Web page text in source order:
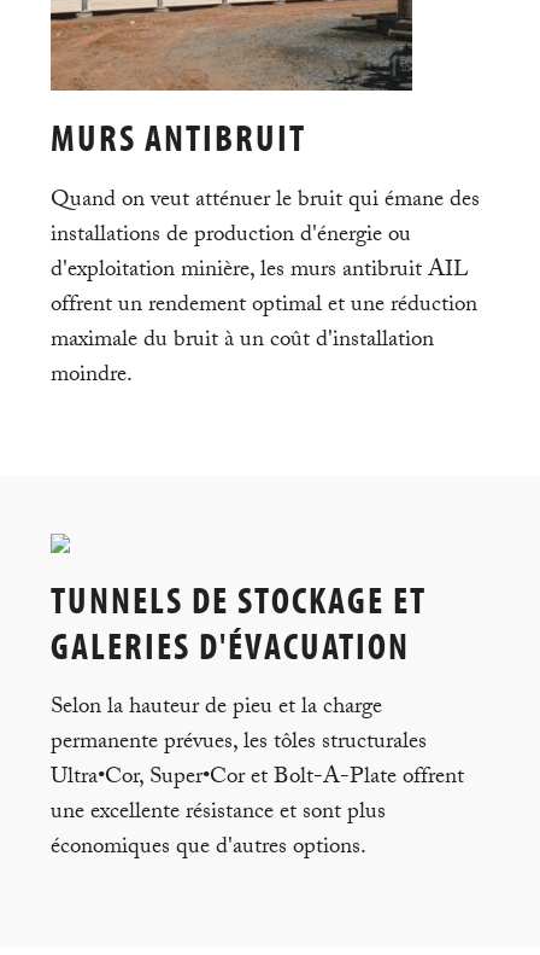
MURS ANTIBRUIT
Quand on veut atténuer le bruit qui émane des
installations de production d'énergie ou
d'exploitation minière, les murs antibruit AIL
offrent un rendement optimal et une réduction
maximale du bruit à un coût d'installation
moindre.
TUNNELS DE STOCKAGE ET
GALERIES D'ÉVACUATION
Selon la hauteur de pieu et la charge
permanente prévues, les tôles structurales
Ultra•Cor, Super•Cor et Bolt-A-Plate offrent
une excellente résistance et sont plus
économiques que d'autres options.